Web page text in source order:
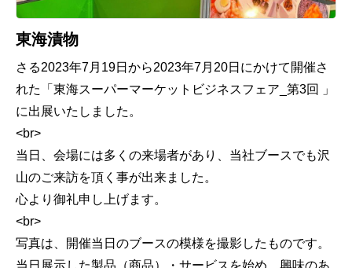
東海漬物
さる2023年7月19日から2023年7月20日にかけて開催さ
れた「東海スーパーマーケットビジネスフェア_第3回 」
に出展いたしました。
<br>
当日、会場には多くの来場者があり、当社ブースでも沢
山のご来訪を頂く事が出来ました。
心より御礼申し上げます。
<br>
写真は、開催当日のブースの模様を撮影したものです。
当日展示した製品（商品）・サービスを始め、興味のあ